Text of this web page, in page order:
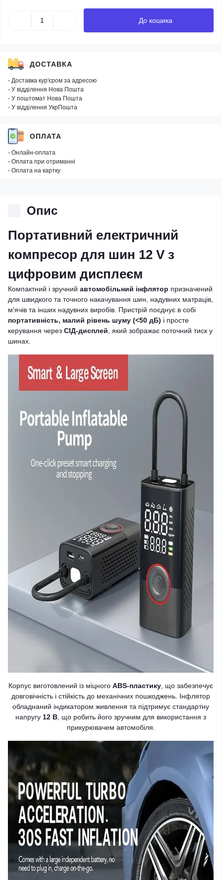
До кошика
ДОСТАВКА
- Доставка кур'єром за адресою
- У відділення Нова Пошта
- У поштомат Нова Пошта
- У відділення УкрПошта
ОПЛАТА
- Онлайн-оплата
- Оплата при отриманні
- Оплата на картку
Опис
Портативний електричний
компресор для шин 12 V з
цифровим дисплеєм
Компактний і зручний автомобільний інфлятор призначений
для швидкого та точного накачування шин, надувних матраців,
м'ячів та інших надувних виробів. Пристрій поєднує в собі
портативність, малий рівень шуму (<50 дБ) і просте
керування через СІД-дисплей , який зображає поточний тиск у
шинах.
Корпус виготовлений із міцного ABS-пластику , що забезпечує
довговічність і стійкість до механічних пошкоджень. Інфлятор
обладнаний індикатором живлення та підтримує стандартну
напругу 12 В , що робить його зручним для використання з
прикурювачем автомобіля.